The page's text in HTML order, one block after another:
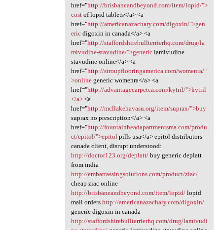
href="http://brisbaneandbeyond.com/item/lopid/">
costof lopid tablets</a> <a
href="http://americanazachary.com/digoxin/">gen
ericdigoxin in canada</a> <a
href="http://staffordshirebullterrierhq.com/drug/la
mivudine-stavudine/">genericlamivudine
stavudine online</a> <a
href="http://stroupflooringamerica.com/womenra/"
>onlinegeneric womenra</a> <a
href="http://advantagecarpetca.com/kytril/">kytril
</a><a
href="http://mcllakehavasu.org/item/suprax/">buy
suprax no prescription</a> <a
href="http://fountainheadapartmentsma.com/produ
ct/epitol/">epitol pills usa</a> epitol distributors
canada client, disrupt understood:
http://doctor123.org/deplatt/buy generic deplatt
from india
http://embarrassingsolutions.com/product/ziac/
cheap ziac online
http://brisbaneandbeyond.com/item/lopid/lopid
mail orders http://americanazachary.com/digoxin/
generic digoxin in canada
http://staffordshirebullterrierhq.com/drug/lamivudi